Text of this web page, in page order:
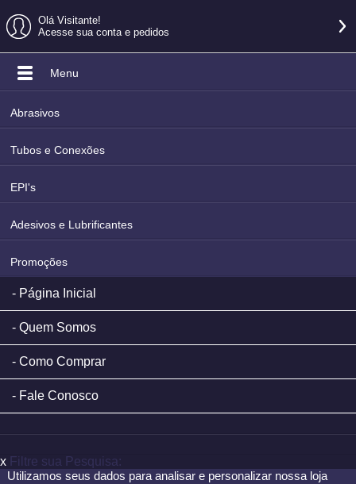
Olá Visitante!
Acesse sua conta e pedidos
Menu
Abrasivos
Tubos e Conexões
EPI's
Adesivos e Lubrificantes
Promoções
Página Inicial
Quem Somos
Como Comprar
Fale Conosco
x Filtre sua Pesquisa:
Utilizamos seus dados para analisar e personalizar nossa loja